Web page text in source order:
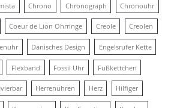
Chrono Chronograph Chronouhr
Coeur de Lion Ohrringe Creole Creolen
Dänisches Design Engelsrufer Kette
Flexband Fossil Uhr Fußkettchen
Herrenuhren Herz Hilfiger